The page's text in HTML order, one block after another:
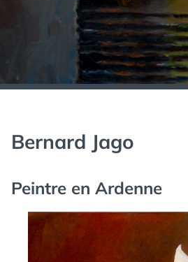
Bernard Jago
Peintre en Ardenne